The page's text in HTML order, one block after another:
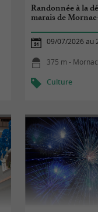
Randonnée à la
marais de
09/07/2026 au
375 m -
Culture